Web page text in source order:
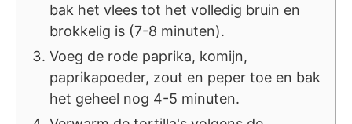
bak het vlees tot het volledig bruin en
brokkelig is (7-8 minuten).
Voeg de rode paprika, komijn,
paprikapoeder, zout en peper toe en bak
het geheel nog 4-5 minuten.